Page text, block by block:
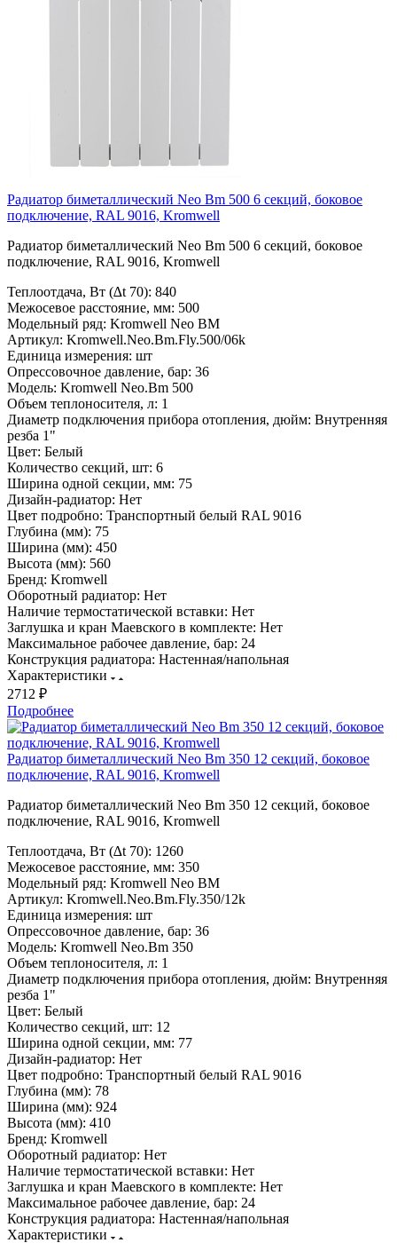
Радиатор биметаллический Neo Bm 500 6 секций, боковое
подключение, RAL 9016, Kromwell
Радиатор биметаллический Neo Bm 500 6 секций, боковое
подключение, RAL 9016, Kromwell
Теплоотдача, Вт (∆t 70): 840
Межосевое расстояние, мм: 500
Модельный ряд: Kromwell Neo BM
Артикул: Kromwell.Neo.Bm.Fly.500/06k
Единица измерения: шт
Опрессовочное давление, бар: 36
Модель: Kromwell Neo.Bm 500
Объем теплоносителя, л: 1
Диаметр подключения прибора отопления, дюйм: Внутренняя
резба 1"
Цвет: Белый
Количество секций, шт: 6
Ширина одной секции, мм: 75
Дизайн-радиатор: Нет
Цвет подробно: Транспортный белый RAL 9016
Глубина (мм): 75
Ширина (мм): 450
Высота (мм): 560
Бренд: Kromwell
Оборотный радиатор: Нет
Наличие термостатической вставки: Нет
Заглушка и кран Маевского в комплекте: Нет
Максимальное рабочее давление, бар: 24
Конструкция радиатора: Настенная/напольная
Характеристики
2712 ₽
Подробнее
Радиатор биметаллический Neo Bm 350 12 секций, боковое
подключение, RAL 9016, Kromwell
Радиатор биметаллический Neo Bm 350 12 секций, боковое
подключение, RAL 9016, Kromwell
Теплоотдача, Вт (∆t 70): 1260
Межосевое расстояние, мм: 350
Модельный ряд: Kromwell Neo BM
Артикул: Kromwell.Neo.Bm.Fly.350/12k
Единица измерения: шт
Опрессовочное давление, бар: 36
Модель: Kromwell Neo.Bm 350
Объем теплоносителя, л: 1
Диаметр подключения прибора отопления, дюйм: Внутренняя
резба 1"
Цвет: Белый
Количество секций, шт: 12
Ширина одной секции, мм: 77
Дизайн-радиатор: Нет
Цвет подробно: Транспортный белый RAL 9016
Глубина (мм): 78
Ширина (мм): 924
Высота (мм): 410
Бренд: Kromwell
Оборотный радиатор: Нет
Наличие термостатической вставки: Нет
Заглушка и кран Маевского в комплекте: Нет
Максимальное рабочее давление, бар: 24
Конструкция радиатора: Настенная/напольная
Характеристики